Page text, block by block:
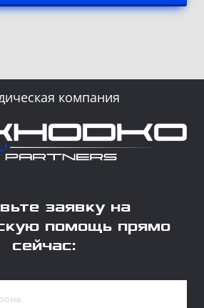
компания
заявку на
помощь прямо
сейчас: